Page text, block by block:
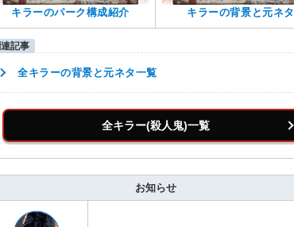
キラーのパーク構成紹介 キラーの背景と元ネタ
全キラーの背景と元ネタ一覧
全キラー(殺人鬼)一覧
お知らせ